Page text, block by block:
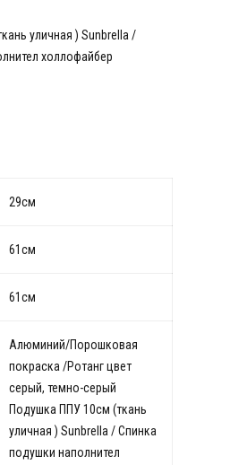
уличная ) Sunbrella /
холлофайбер
29см
61см
61см
Алюминий/Порошковая
покраска /Ротанг цвет
серый, темно-серый
Подушка ППУ 10см (ткань
уличная ) Sunbrella / Спинка
подушки наполнител